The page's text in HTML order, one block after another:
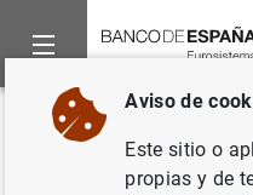
Inicio Sobre el Banco
Volver
Aviso de
Este sitio o
propias y de